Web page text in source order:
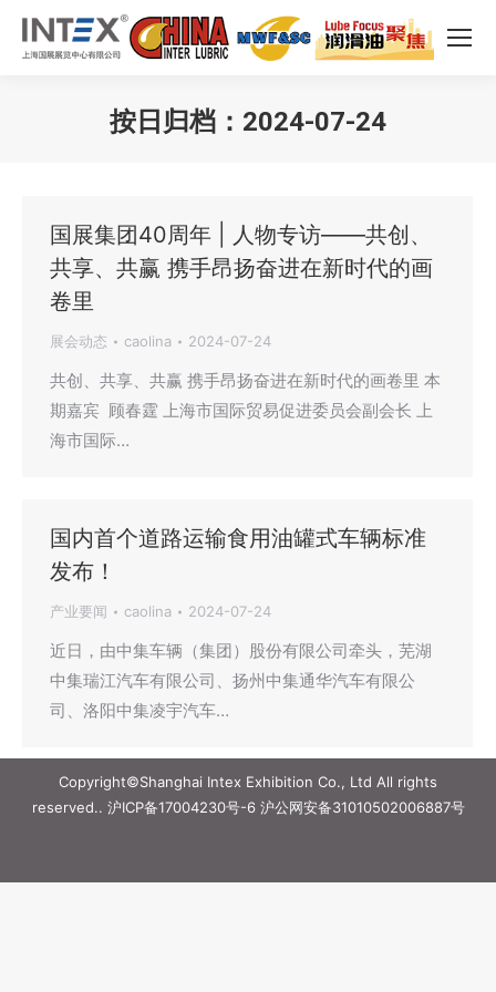
按日归档： 2024-07-24
国展集团40周年 | 人物专访——共创、
共享、共赢 携手昂扬奋进在新时代的画
卷里
展会动态 caolina 2024-07-24
共创、共享、共赢 携手昂扬奋进在新时代的画卷里 本
期嘉宾 顾春霆 上海市国际贸易促进委员会副会长 上
海市国际…
国内首个道路运输食用油罐式车辆标准
发布！
产业要闻 caolina 2024-07-24
近日，由中集车辆（集团）股份有限公司牵头，芜湖
中集瑞江汽车有限公司、扬州中集通华汽车有限公
司、洛阳中集凌宇汽车…
Copyright©Shanghai Intex Exhibition Co., Ltd All rights
reserved.. 沪ICP备17004230号-6沪公网安备31010502006887号